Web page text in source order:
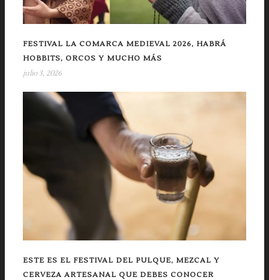
FESTIVAL LA COMARCA MEDIEVAL 2026, HABRÁ
HOBBITS, ORCOS Y MUCHO MÁS
julio 3, 2026
ESTE ES EL FESTIVAL DEL PULQUE, MEZCAL Y
CERVEZA ARTESANAL QUE DEBES CONOCER